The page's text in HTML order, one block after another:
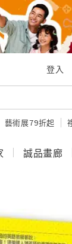
登入
藝術展79折起
誠品畫廊